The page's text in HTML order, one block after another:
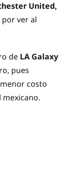
United,
ver al
de LA Galaxy
pues
costo